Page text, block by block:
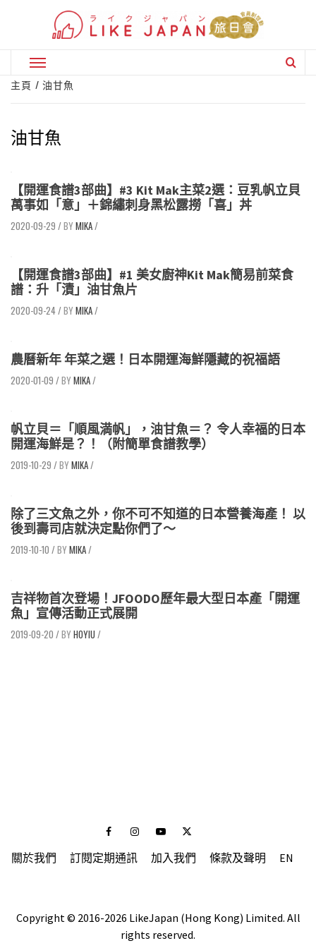
Primary
Menu
主頁 油甘魚
油甘魚
【開運食譜3部曲】#3 Kit Mak主菜2選：豆乳帆立貝
萬事如「意」＋錦繡刺身黑松露撈「喜」丼
2020-09-29 / MIKA/
【開運食譜3部曲】#1 美女廚神Kit Mak簡易前菜食
譜：升「漬」油甘魚片
2020-09-24/ MIKA/
農曆新年 年菜之選！日本開運海鮮隱藏的祝福語
2020-01-09 / MIKA/
帆立貝＝「順風満帆」，油甘魚＝？ 令人幸福的日本
開運海鮮是？！（附簡單食譜教學）
2019-10-29 / MIKA/
除了三文魚之外，你不可不知道的日本營養海產！ 以
後到壽司店就決定點你們了～
2019-10-10 / MIKA/
吉祥物首次登場！JFOODO歷年最大型日本產「開運
魚」宣傳活動正式展開
2019-09-20 / HOYIU /
FacebookInstagramYoutubeTwitter
關於我們 訂閱定期通訊 加入我們 條款及聲明 EN
Copyright © 2016-2026 LikeJapan (Hong Kong) Limited. All
rights reserved.